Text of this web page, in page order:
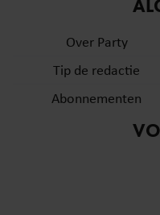
partners kunnen deze
verzameld op basis van
gaat akkoord met onze
Over Party
Tip de redactie
Abonnementen